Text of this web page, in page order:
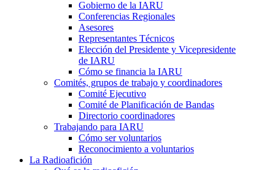
Gobierno de la IARU
Conferencias Regionales
Asesores
Representantes Técnicos
Elección del Presidente y Vicepresidente
de IARU
Cómo se financia la IARU
Comités, grupos de trabajo y coordinadores
Comité Ejecutivo
Comité de Planificación de Bandas
Directorio coordinadores
Trabajando para IARU
Cómo ser voluntarios
Reconocimiento a voluntarios
La Radioafición